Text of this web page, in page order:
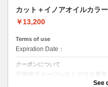
カット＋イノアオイルカラ
￥13,200
Terms of use
Expiration Date：
クーポンについて
圧倒的ダメージレス！グロス発
い処方のイノアオイルカラーの
See